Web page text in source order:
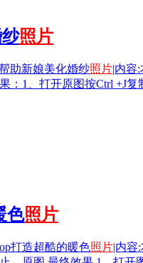
照片
助新娘美化婚纱照片|内容
：1、打开原图按Ctrl +J
色照片
打造超酷的暖色照片|内容